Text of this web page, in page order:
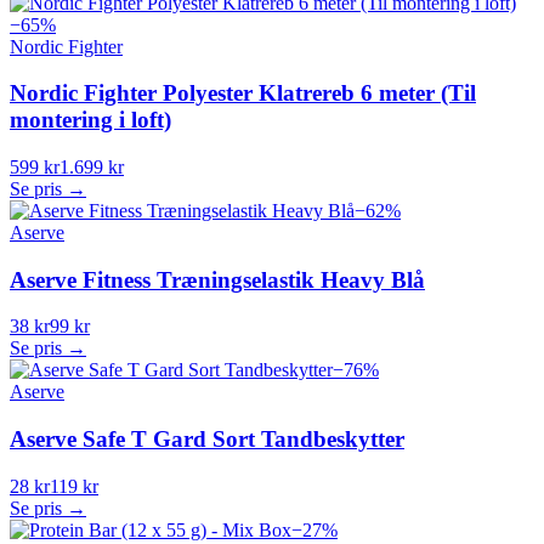
−65%
Nordic Fighter
Nordic Fighter Polyester Klatrereb 6 meter (Til
montering i loft)
599 kr1.699 kr
Se pris →
−62%
Aserve
Aserve Fitness Træningselastik Heavy Blå
38 kr99 kr
Se pris →
−76%
Aserve
Aserve Safe T Gard Sort Tandbeskytter
28 kr119 kr
Se pris →
−27%